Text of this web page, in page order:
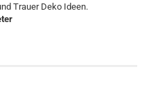
Trauer Deko Ideen.